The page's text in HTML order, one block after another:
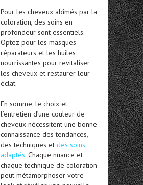
Pour les cheveux abîmés par la
coloration, des soins en
profondeur sont essentiels.
Optez pour les masques
réparateurs et les huiles
nourrissantes pour revitaliser
les cheveux et restaurer leur
éclat.
En somme, le choix et
l’entretien d’une couleur de
cheveux nécessitent une bonne
connaissance des tendances,
des techniques et des soins
adaptés. Chaque nuance et
chaque technique de coloration
peut métamorphoser votre